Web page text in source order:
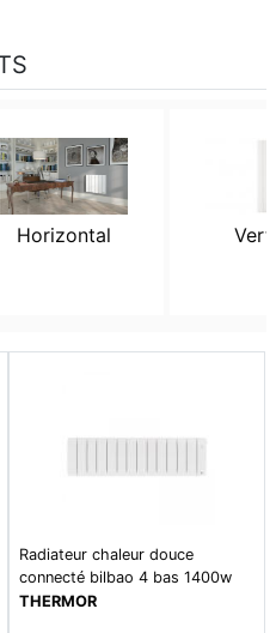
Horizontal
Radiateur chaleur douce
connecté bilbao 4 bas 1400w
blanc brillant
THERMOR